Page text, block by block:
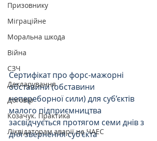
Призовнику
Міграційне
Моральна шкода
Війна
СЗЧ
Декларування
Договір
Козачук. Практика
Ліквідаторам аварії на ЧАЕС
Сертифікат про форс-мажорні
обставини (обставини
непереборної сили) для суб’єктів
малого підприємництва
засвідчується протягом семи днів з
дня звернення суб’єкта